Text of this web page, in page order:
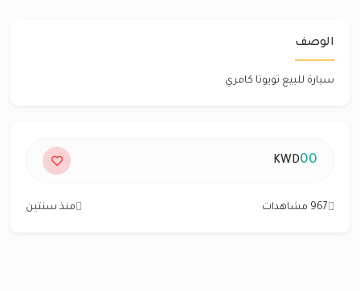
الوصف
سيارة للبيع تويوتا كامري
00
KWD
967 مشاهدات منذ سنتين